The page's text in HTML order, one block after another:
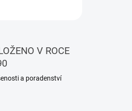
V ROCE
a poradenství